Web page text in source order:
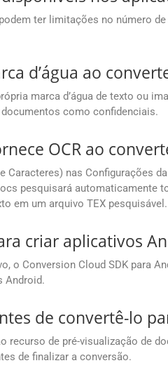
ter limitações no número
d’água ao
marca d’água de texto ou
como confidenciais.
OCR ao
Caracteres) nas Configurações
pesquisará automaticamente
em um arquivo TEX pesquisável.
criar aplicativos
o Conversion Cloud SDK para
Android.
de convertê-lo
recurso de pré-visualização de
de finalizar a conversão.